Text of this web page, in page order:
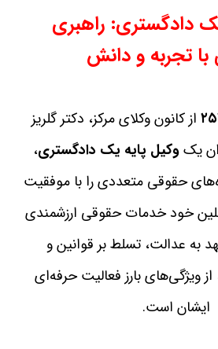
دادگستری: راهبری
تجربه و دانش
از کانون وکلای مرکز، دکتر گلریز
یکوکیل پایه یک دادگستری،
حقوقی متعددی را با موفقیت
خود خدمات حقوقی ارزشمندی
به عدالت، تسلط بر قوانین و
از ویژگی‌های بارز فعالیت حرفه‌ای
ایشان است.